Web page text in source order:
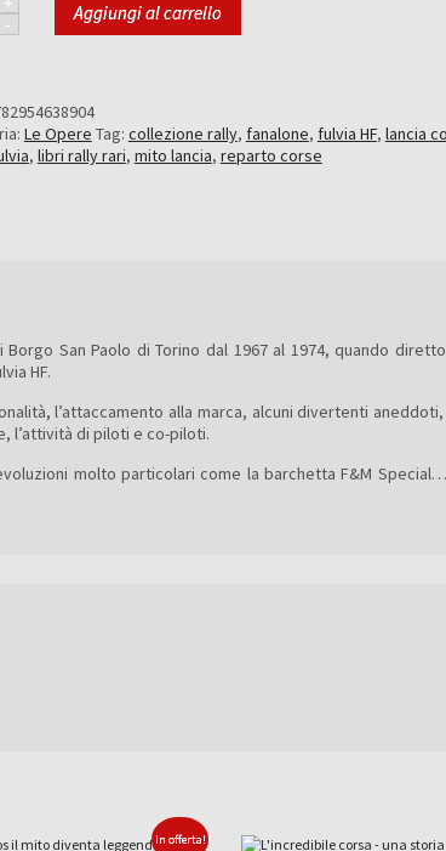
Aggiungi al carrello
Le Opere Tag: collezione rally, fanalone, fulvia HF, lancia
, libri rally rari, mito lancia, reparto corse
San Paolo di Torino dal 1967 al 1974, quando
HF.
l’attaccamento alla marca, alcuni divertenti
l’attività di piloti e co-piloti.
molto particolari come la barchetta F&M
In offerta!